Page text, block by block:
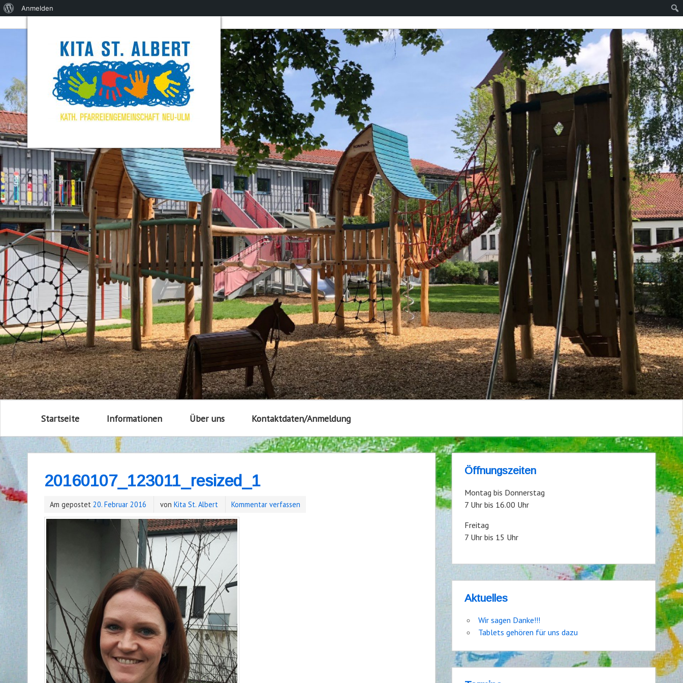
Startseite Informationen Über uns Kontaktdaten/Anmeldung
20160107_123011_resized_1
Am gepostet 20. Februar 2016 von Kita St. Albert Kommentar verfassen
Öffnungszeiten
Montag bis Donnerstag
7 Uhr bis 16.00 Uhr
Freitag
7 Uhr bis 15 Uhr
Aktuelles
Wir sagen Danke!!!
Tablets gehören für uns dazu
Über
Anmelden